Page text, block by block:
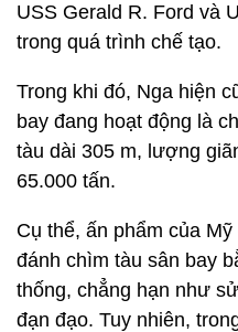
USS Gerald R. Ford và
trong quá trình chế tạo.
Trong khi đó, Nga hiện
bay đang hoạt động là
tàu dài 305 m, lượng
65.000 tấn.
Cụ thể, ấn phẩm của
đánh chìm tàu sân bay
thống, chẳng hạn như
đạn đạo. Tuy nhiên,